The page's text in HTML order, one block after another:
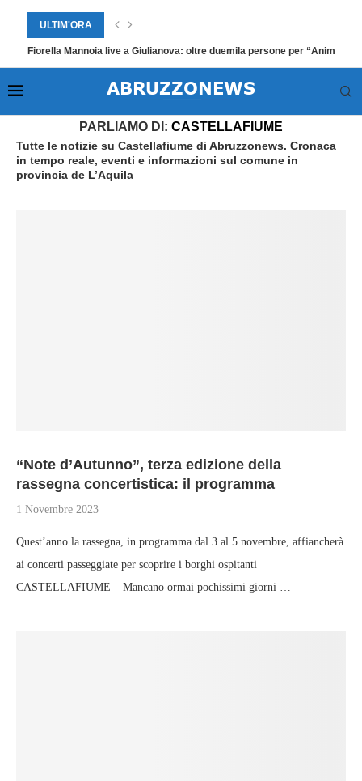
ULTIM'ORA
Fiorella Mannoia live a Giulianova: oltre duemila persone per “Anime
Home Castellafiume
PARLIAMO DI: CASTELLAFIUME
Tutte le notizie su Castellafiume di Abruzzonews. Cronaca
in tempo reale, eventi e informazioni sul comune in
provincia de L’Aquila
“Note d’Autunno”, terza edizione della
rassegna concertistica: il programma
1 Novembre 2023
Quest’anno la rassegna, in programma dal 3 al 5 novembre, affiancherà
ai concerti passeggiate per scoprire i borghi ospitanti
CASTELLAFIUME – Mancano ormai pochissimi giorni …